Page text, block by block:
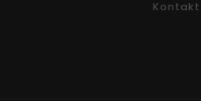
Kontakt